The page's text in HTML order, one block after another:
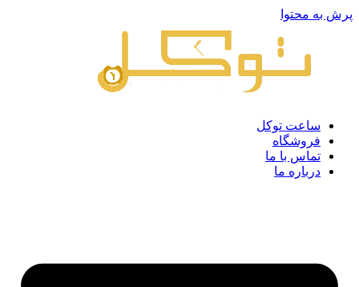
پرش به محتوا
ساعت توکل
فروشگاه
تماس با ما
درباره ما